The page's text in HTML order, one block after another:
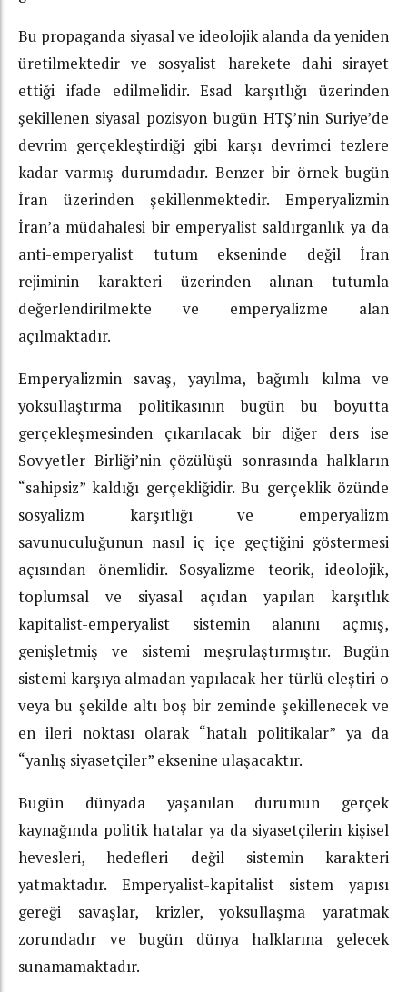
Bu propaganda siyasal ve ideolojik alanda da yeniden
üretilmektedir ve sosyalist harekete dahi sirayet
ettiği ifade edilmelidir. Esad karşıtlığı üzerinden
şekillenen siyasal pozisyon bugün HTŞ’nin Suriye’de
devrim gerçekleştirdiği gibi karşı devrimci tezlere
kadar varmış durumdadır. Benzer bir örnek bugün
İran üzerinden şekillenmektedir. Emperyalizmin
İran’a müdahalesi bir emperyalist saldırganlık ya da
anti-emperyalist tutum ekseninde değil İran
rejiminin karakteri üzerinden alınan tutumla
değerlendirilmekte ve emperyalizme alan
açılmaktadır.
Emperyalizmin savaş, yayılma, bağımlı kılma ve
yoksullaştırma politikasının bugün bu boyutta
gerçekleşmesinden çıkarılacak bir diğer ders ise
Sovyetler Birliği’nin çözülüşü sonrasında halkların
“sahipsiz” kaldığı gerçekliğidir. Bu gerçeklik özünde
sosyalizm karşıtlığı ve emperyalizm
savunuculuğunun nasıl iç içe geçtiğini göstermesi
açısından önemlidir. Sosyalizme teorik, ideolojik,
toplumsal ve siyasal açıdan yapılan karşıtlık
kapitalist-emperyalist sistemin alanını açmış,
genişletmiş ve sistemi meşrulaştırmıştır. Bugün
sistemi karşıya almadan yapılacak her türlü eleştiri o
veya bu şekilde altı boş bir zeminde şekillenecek ve
en ileri noktası olarak “hatalı politikalar” ya da
“yanlış siyasetçiler” eksenine ulaşacaktır.
Bugün dünyada yaşanılan durumun gerçek
kaynağında politik hatalar ya da siyasetçilerin kişisel
hevesleri, hedefleri değil sistemin karakteri
yatmaktadır. Emperyalist-kapitalist sistem yapısı
gereği savaşlar, krizler, yoksullaşma yaratmak
zorundadır ve bugün dünya halklarına gelecek
sunamamaktadır.